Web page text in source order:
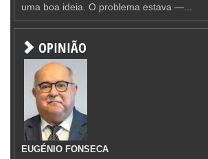
uma boa ideia. O problema estava —...
OPINIÃO
EUGÉNIO FONSECA